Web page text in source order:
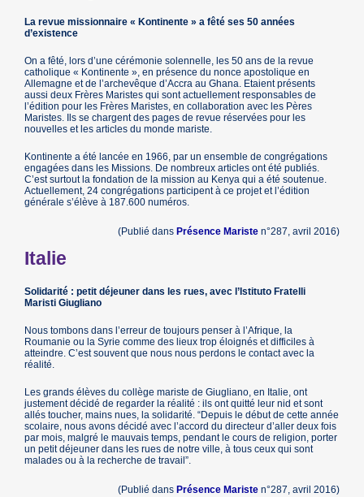
La revue missionnaire « Kontinente » a fêté ses 50 années
d’existence
On a fêté, lors d’une cérémonie solennelle, les 50 ans de la revue
catholique « Kontinente », en présence du nonce apostolique en
Allemagne et de l’archevêque d’Accra au Ghana. Etaient présents
aussi deux Frères Maristes qui sont actuellement responsables de
l’édition pour les Frères Maristes, en collaboration avec les Pères
Maristes. Ils se chargent des pages de revue réservées pour les
nouvelles et les articles du monde mariste.
Kontinente a été lancée en 1966, par un ensemble de congrégations
engagées dans les Missions. De nombreux articles ont été publiés.
C’est surtout la fondation de la mission au Kenya qui a été soutenue.
Actuellement, 24 congrégations participent à ce projet et l’édition
générale s’élève à 187.600 numéros.
(Publié dans Présence Maristen°287, avril 2016)
Italie
Solidarité : petit déjeuner dans les rues, avec l’Istituto Fratelli
Maristi Giugliano
Nous tombons dans l’erreur de toujours penser à l’Afrique, la
Roumanie ou la Syrie comme des lieux trop éloignés et difficiles à
atteindre. C’est souvent que nous nous perdons le contact avec la
réalité.
Les grands élèves du collège mariste de Giugliano, en Italie, ont
justement décidé de regarder la réalité : ils ont quitté leur nid et sont
allés toucher, mains nues, la solidarité. “Depuis le début de cette année
scolaire, nous avons décidé avec l’accord du directeur d’aller deux fois
par mois, malgré le mauvais temps, pendant le cours de religion, porter
un petit déjeuner dans les rues de notre ville, à tous ceux qui sont
malades ou à la recherche de travail”.
(Publié dans Présence Maristen°287, avril 2016)